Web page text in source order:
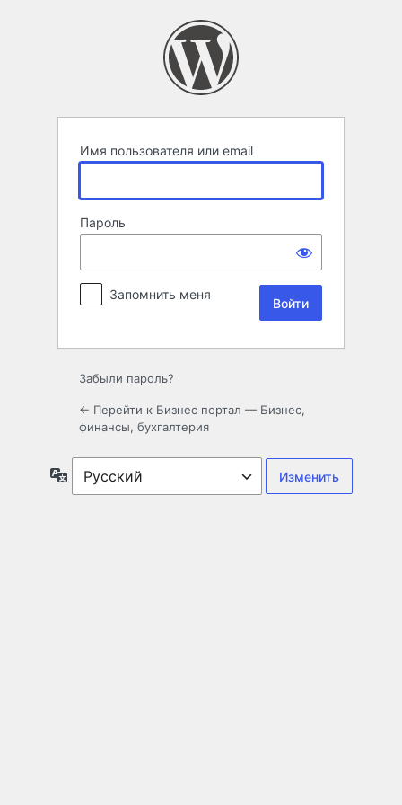
Имя пользователя или email
Пароль
Запомнить меня
Забыли пароль?
← Перейти к Бизнес портал — Бизнес,
финансы, бухгалтерия
Язык